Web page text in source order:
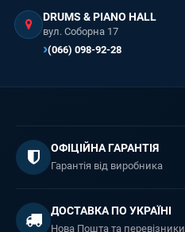
DRUMS & PIANO HALL
вул. Соборна 17
(066) 098-92-28
ОФІЦІЙНА ГАРАНТІЯ
Гарантія від виробника
ДОСТАВКА ПО УКРАЇНІ
Нова Пошта та перевізники